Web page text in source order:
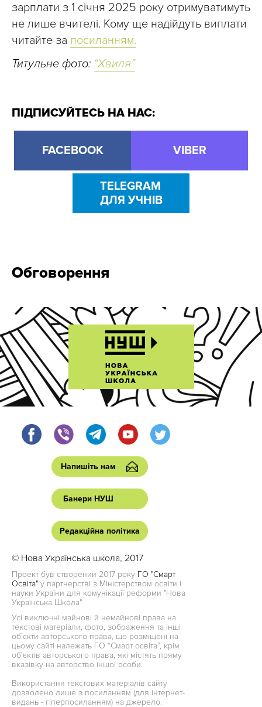
зарплати з 1 січня 2025 року отримуватимуть
не лише вчителі. Кому ще надійдуть виплати
читайте за посиланням.
Титульне фото: “Хвиля”
ПІДПИСУЙТЕСЬ НА НАС:
FACEBOOK VIBER
TELEGRAM
ДЛЯ УЧНІВ
Обговорення
Напишіть нам
Банери НУШ
Редакційна політика
© Нова Українська школа, 2017
Проект був створений 2017 року ГО "Смарт
Освіта" у партнерстві з Міністерством освіти і
науки України для комунікації реформи "Нова
Українська Школа"
Усі виключні майнові й немайнові права на
текстові матеріали, фото, зображення та інші
об’єкти авторського права, що розміщені на
цьому сайті належать ГО “Смарт освіта”, крім
об’єктів авторського права, які містять пряму
вказівку на авторство іншої особи.
Використання текстових матеріалів сайту
дозволено лише з посиланням (для інтернет-
видань - гіперпосиланням) на джерело.